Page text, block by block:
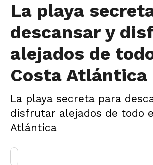
La playa
descansar y
alejados de
Costa Atlántica
La playa secreta para
disfrutar alejados de todo
Atlántica